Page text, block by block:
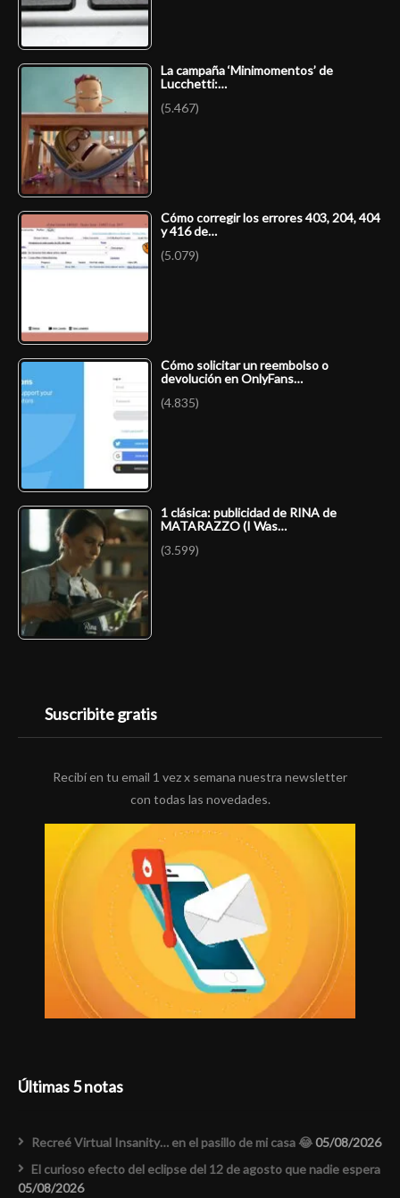
La campaña ‘Minimomentos’ de
Lucchetti:…
(5.467)
Cómo corregir los errores 403, 204, 404
y 416 de…
(5.079)
Cómo solicitar un reembolso o
devolución en OnlyFans…
(4.835)
1 clásica: publicidad de RINA de
MATARAZZO (I Was…
(3.599)
Suscribite gratis
Recibí en tu email 1 vez x semana nuestra newsletter
con todas las novedades.
Últimas 5 notas
Recreé Virtual Insanity… en el pasillo de mi casa 😂05/08/2026
El curioso efecto del eclipse del 12 de agosto que nadie espera
05/08/2026